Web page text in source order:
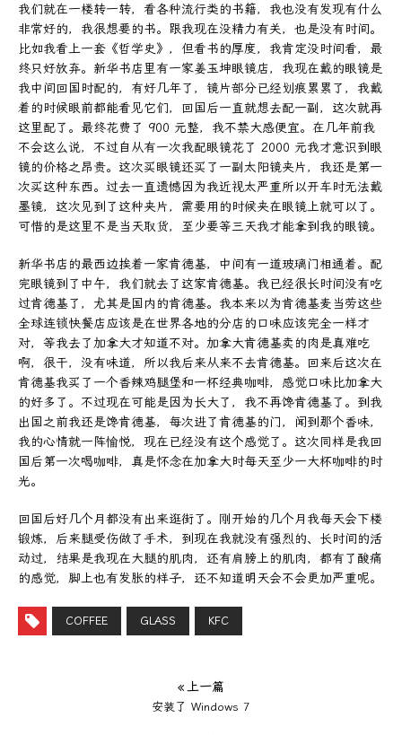
我们就在一楼转一转，看各种流行类的书籍，我也没有发现有什么
非常好的，我很想要的书。跟我现在没精力有关，也是没有时间。
比如我看上一套《哲学史》，但看书的厚度，我肯定没时间看，最
终只好放弃。新华书店里有一家姜玉坤眼镜店，我现在戴的眼镜是
我中间回国时配的，有好几年了，镜片部分已经划痕累累了，我戴
着的时候眼前都能看见它们，回国后一直就想去配一副，这次就再
这里配了。最终花费了 900 元整，我不禁大感便宜。在几年前我
不会这么说，不过自从有一次我配眼镜花了 2000 元我才意识到眼
镜的价格之昂贵。这次买眼镜还买了一副太阳镜夹片，我还是第一
次买这种东西。过去一直遗憾因为我近视太严重所以开车时无法戴
墨镜，这次见到了这种夹片，需要用的时候夹在眼镜上就可以了。
可惜的是这里不是当天取货，至少要等三天我才能拿到我的眼镜。
新华书店的最西边挨着一家肯德基，中间有一道玻璃门相通着。配
完眼镜到了中午，我们就去了这家肯德基。我已经很长时间没有吃
过肯德基了，尤其是国内的肯德基。我本来以为肯德基麦当劳这些
全球连锁快餐店应该是在世界各地的分店的口味应该完全一样才
对，等我去了加拿大才知道不对。加拿大肯德基卖的肉是真难吃
啊，很干，没有味道，所以我后来从来不去肯德基。回来后这次在
肯德基我买了一个香辣鸡腿堡和一杯经典咖啡，感觉口味比加拿大
的好多了。不过现在可能是因为长大了，我不再馋肯德基了。到我
出国之前我还是馋肯德基，每次进了肯德基的门，闻到那个香味，
我的心情就一阵愉悦，现在已经没有这个感觉了。这次同样是我回
国后第一次喝咖啡，真是怀念在加拿大时每天至少一大杯咖啡的时
光。
回国后好几个月都没有出来逛街了。刚开始的几个月我每天会下楼
锻炼，后来腿受伤做了手术，到现在我就没有强烈的、长时间的活
动过，结果是我现在大腿的肌肉，还有肩膀上的肌肉，都有了酸痛
的感觉，脚上也有发胀的样子，还不知道明天会不会更加严重呢。
COFFEE GLASS KFC
« 上一篇
安装了 Windows 7